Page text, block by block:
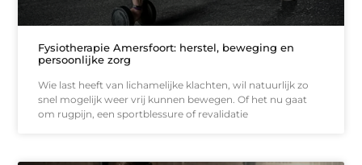
Fysiotherapie Amersfoort: herstel, beweging en
persoonlijke zorg
Wie last heeft van lichamelijke klachten, wil natuurlijk zo
snel mogelijk weer vrij kunnen bewegen. Of het nu gaat
om rugpijn, een sportblessure of revalidatie